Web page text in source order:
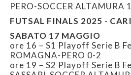
PERO-SOCCER ALTAMURA
FUTSAL FINALS 2025 -
SABATO 17 MAGGIO
ore 16 – S1 Playoff Serie B
ROMAGNA-PERO 0-2
ore 19 – S2 Playoff Serie B